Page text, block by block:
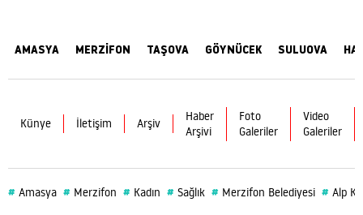
AMASYA MERZİFON TAŞOVA GÖYNÜCEK SULUOVA
Künye İletişim Arşiv
Haber
Arşivi
Foto
Galeriler
Video
Galeriler
# Amasya # Merzifon # Kadın # Sağlık # Merzifon Belediyesi # Alp